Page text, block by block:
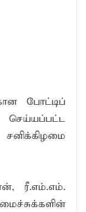
உள்ளது -
போட்டிப்
செய்யப்பட்ட
ரீ.எம்.எம்.